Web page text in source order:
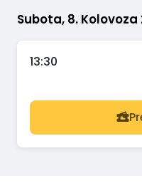
Subota, 8. Kolovoza
13:30